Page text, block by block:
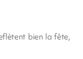
bien la fête,